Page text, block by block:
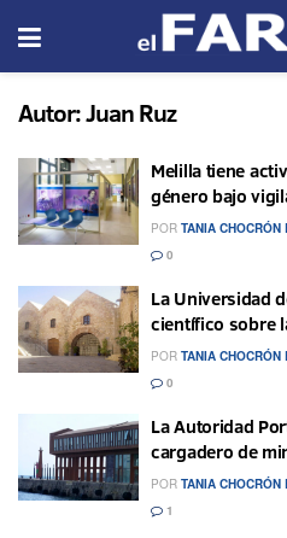
Autor:Juan Ruz
Melilla tiene
género bajo
POR TANIA CHOCRÓN
0
La Universidad
científico sobre
POR TANIA CHOCRÓN
0
La Autoridad
cargadero de
POR TANIA CHOCRÓN
1